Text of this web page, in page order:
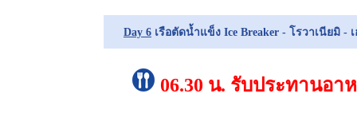
Day 6 เรือตัดน้ำแข็ง Ice Breaker - โรวาเนียมิ -
06.30 น. รับประทานอา